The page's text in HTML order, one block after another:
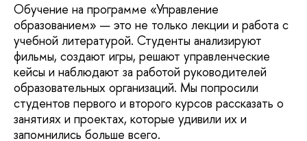
Обучение на программе «Управление
образованием» — это не только лекции и работа с
учебной литературой. Студенты анализируют
фильмы, создают игры, решают управленческие
кейсы и наблюдают за работой руководителей
образовательных организаций. Мы попросили
студентов первого и второго курсов рассказать о
занятиях и проектах, которые удивили их и
запомнились больше всего.